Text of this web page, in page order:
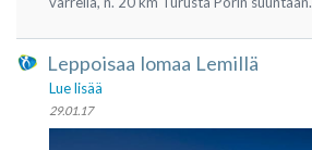
Leppoisaa lomaa Lemillä
Lue lisää
29.01.17